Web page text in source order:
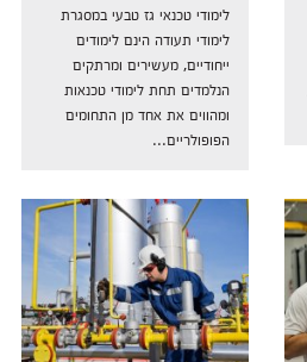
לימודי טכנאי גז טבעי במסגרת
לימודי תעודה הינם לימודים
ייחודיים, מעשירים ומרתקים
הנלמדים תחת לימודי טכנאות
ומהווים את אחד מן התחומים
הפופולריים...